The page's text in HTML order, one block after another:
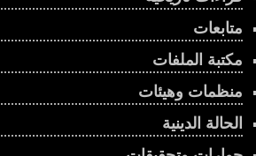
متابعات
مكتبة الملفات
منظمات وهيئات
الحالة الدينية